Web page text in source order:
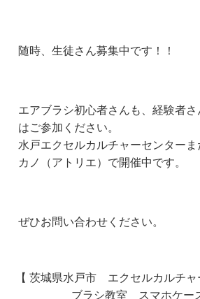
随時、生徒さん募集中です！！
エアブラシ初心者さんも、経験者
はご参加ください。
水戸エクセルカルチャーセンター
カノ（アトリエ）で開催中です。
ぜひお問い合わせください。
【 茨城県水戸市 エクセルカル
ブラシ教室 スマホケー